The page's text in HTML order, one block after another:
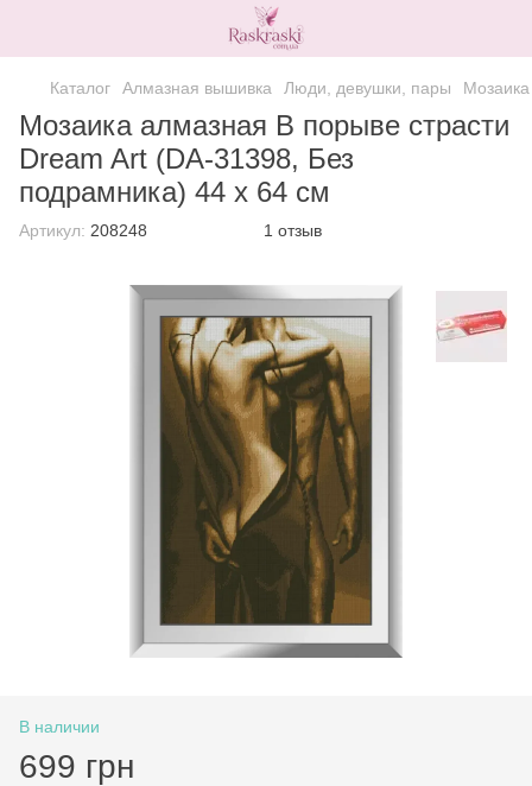
Каталог Алмазная вышивка Люди, девушки, пары
Мозаика алмазная В порыве страсти
Dream Art (DA-31398, Без
подрамника) 44 x 64 см
Артикул: 208248 1 отзыв
В наличии
699 грн